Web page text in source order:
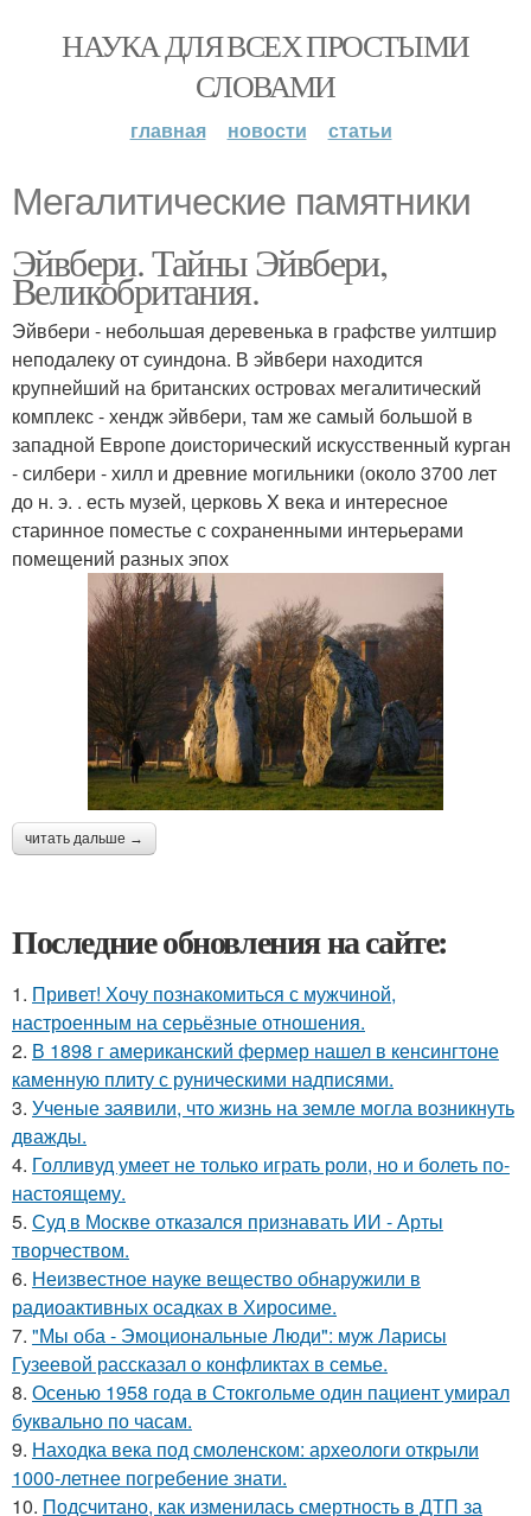
НАУКА ДЛЯ ВСЕХ ПРОСТЫМИ
СЛОВАМИ
главная новости статьи
Мегалитические памятники
Эйвбери. Тайны Эйвбери,
Великобритания.
Эйвбери - небольшая деревенька в графстве уилтшир
неподалеку от суиндона. В эйвбери находится
крупнейший на британских островах мегалитический
комплекс - хендж эйвбери, там же самый большой в
западной Европе доисторический искусственный курган
- силбери - хилл и древние могильники (около 3700 лет
до н. э. . есть музей, церковь X века и интересное
старинное поместье с сохраненными интерьерами
помещений разных эпох
читать дальше →
Последние обновления на сайте:
1. Привет! Хочу познакомиться с мужчиной,
настроенным на серьёзные отношения.
2. В 1898 г американский фермер нашел в кенсингтоне
каменную плиту с руническими надписями.
3. Ученые заявили, что жизнь на земле могла возникнуть
дважды.
4. Голливуд умеет не только играть роли, но и болеть по-
настоящему.
5. Суд в Москве отказался признавать ИИ - Арты
творчеством.
6. Неизвестное науке вещество обнаружили в
радиоактивных осадках в Хиросиме.
7. "Мы оба - Эмоциональные Люди": муж Ларисы
Гузеевой рассказал о конфликтах в семье.
8. Осенью 1958 года в Стокгольме один пациент умирал
буквально по часам.
9. Находка века под смоленском: археологи открыли
1000-летнее погребение знати.
10. Подсчитано, как изменилась смертность в ДТП за